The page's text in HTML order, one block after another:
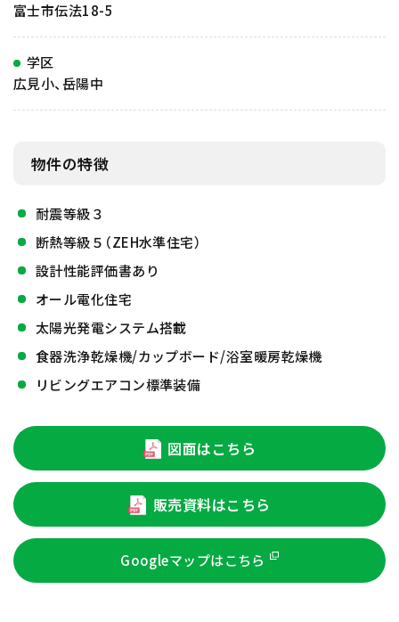
富士市伝法18-5
学区
広見小、岳陽中
物件の特徴
耐震等級３
断熱等級５（ZEH水準住宅）
設計性能評価書あり
オール電化住宅
太陽光発電システム搭載
食器洗浄乾燥機/カップボード/浴室暖房乾燥機
リビングエアコン標準装備
図面はこちら
販売資料はこちら
Googleマップはこちら